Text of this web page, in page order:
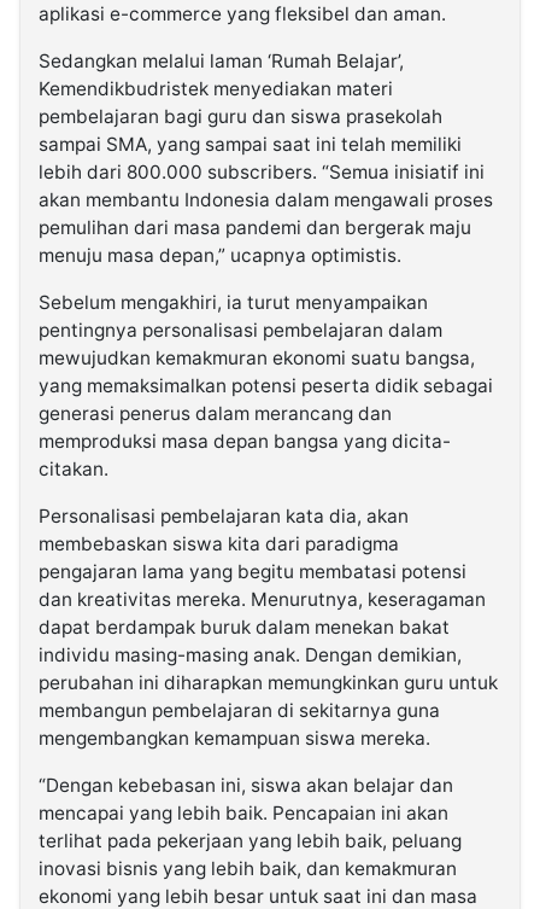
aplikasi e-commerce yang fleksibel dan aman.
Sedangkan melalui laman ‘Rumah Belajar’,
Kemendikbudristek menyediakan materi
pembelajaran bagi guru dan siswa prasekolah
sampai SMA, yang sampai saat ini telah memiliki
lebih dari 800.000 subscribers. “Semua inisiatif ini
akan membantu Indonesia dalam mengawali proses
pemulihan dari masa pandemi dan bergerak maju
menuju masa depan,” ucapnya optimistis.
Sebelum mengakhiri, ia turut menyampaikan
pentingnya personalisasi pembelajaran dalam
mewujudkan kemakmuran ekonomi suatu bangsa,
yang memaksimalkan potensi peserta didik sebagai
generasi penerus dalam merancang dan
memproduksi masa depan bangsa yang dicita-
citakan.
Personalisasi pembelajaran kata dia, akan
membebaskan siswa kita dari paradigma
pengajaran lama yang begitu membatasi potensi
dan kreativitas mereka. Menurutnya, keseragaman
dapat berdampak buruk dalam menekan bakat
individu masing-masing anak. Dengan demikian,
perubahan ini diharapkan memungkinkan guru untuk
membangun pembelajaran di sekitarnya guna
mengembangkan kemampuan siswa mereka.
“Dengan kebebasan ini, siswa akan belajar dan
mencapai yang lebih baik. Pencapaian ini akan
terlihat pada pekerjaan yang lebih baik, peluang
inovasi bisnis yang lebih baik, dan kemakmuran
ekonomi yang lebih besar untuk saat ini dan masa